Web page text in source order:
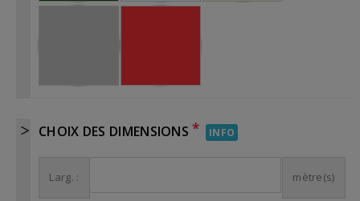
CHOIX DES DIMENSIONS* INFO
Larg. : mètre(s)